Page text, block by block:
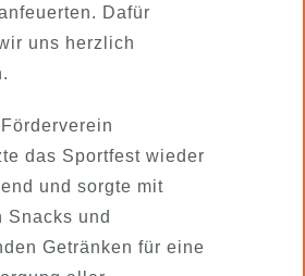
Dafür
uns herzlich
das Sportfest wieder
und sorgte mit
Snacks und
Getränken für eine